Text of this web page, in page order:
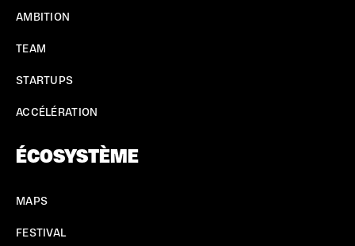
AMBITION
TEAM
STARTUPS
ACCÉLÉRATION
ÉCOSYSTÈME
MAPS
FESTIVAL